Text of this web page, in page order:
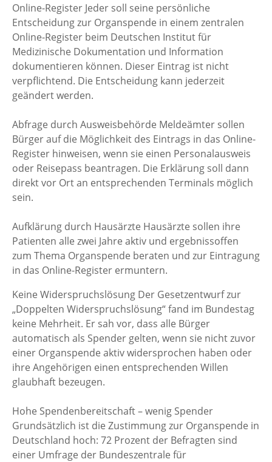
Online-Register Jeder soll seine persönliche
Entscheidung zur Organspende in einem zentralen
Online-Register beim Deutschen Institut für
Medizinische Dokumentation und Information
dokumentieren können. Dieser Eintrag ist nicht
verpflichtend. Die Entscheidung kann jederzeit
geändert werden.
Abfrage durch Ausweisbehörde Meldeämter sollen
Bürger auf die Möglichkeit des Eintrags in das Online-
Register hinweisen, wenn sie einen Personalausweis
oder Reisepass beantragen. Die Erklärung soll dann
direkt vor Ort an entsprechenden Terminals möglich
sein.
Aufklärung durch Hausärzte Hausärzte sollen ihre
Patienten alle zwei Jahre aktiv und ergebnissoffen
zum Thema Organspende beraten und zur Eintragung
in das Online-Register ermuntern.
Keine Widerspruchslösung Der Gesetzentwurf zur
„Doppelten Widerspruchslösung“ fand im Bundestag
keine Mehrheit. Er sah vor, dass alle Bürger
automatisch als Spender gelten, wenn sie nicht zuvor
einer Organspende aktiv widersprochen haben oder
ihre Angehörigen einen entsprechenden Willen
glaubhaft bezeugen.
Hohe Spendenbereitschaft – wenig Spender
Grundsätzlich ist die Zustimmung zur Organspende in
Deutschland hoch: 72 Prozent der Befragten sind
einer Umfrage der Bundeszentrale für